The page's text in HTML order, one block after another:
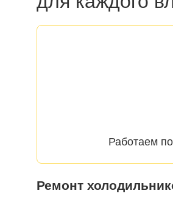
Работаем
Ремонт